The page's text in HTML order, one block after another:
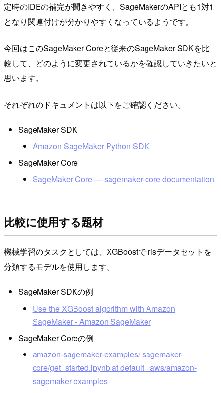
定時のIDEの補完が聞きやすく、SageMakerのAPIとも1対1
となり関連付けが分かりやすくなっているようです。
今回はこのSageMaker Coreと従来のSageMaker SDKを比
較して、どのように変更されているかを確認していきたいと
思います。
それぞれのドキュメントは以下をご確認ください。
SageMaker SDK
Amazon SageMaker Python SDK
SageMaker Core
SageMaker Core — sagemaker-core documentation
比較に使用する題材
機械学習のタスクとしては、XGBoostでirisデータセットを
分類するモデルを使用します。
SageMaker SDKの例
Use the XGBoost algorithm with Amazon
SageMaker - Amazon SageMaker
SageMaker Coreの例
amazon-sagemaker-examples/ sagemaker-
core/get_started.ipynb at default · aws/amazon-
sagemaker-examples